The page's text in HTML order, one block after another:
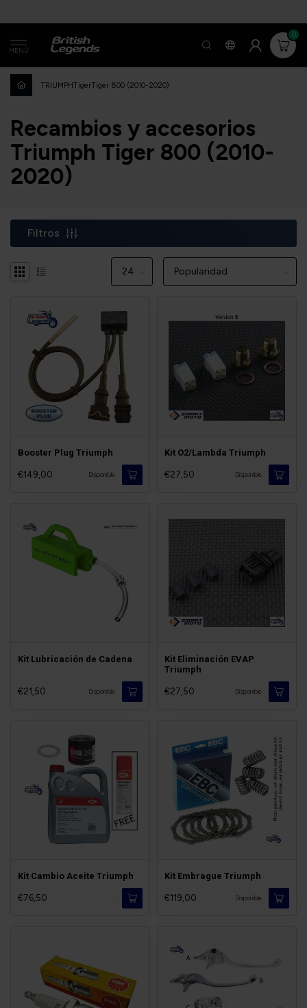
MENÚ
0
TRIUMPHTigerTiger 800 (2010-2020)
Recambios y accesorios
Triumph Tiger 800 (2010-
2020)
Filtros
Booster Plug Triumph
€149,00 Disponible
Kit O2/Lambda Triumph
€27,50 Disponible
Kit Lubricación de Cadena
€21,50 Disponible
Kit Eliminación EVAP
Triumph
€27,50 Disponible
Kit Cambio Aceite Triumph
€76,50 -
Kit Embrague Triumph
€119,00 Disponible